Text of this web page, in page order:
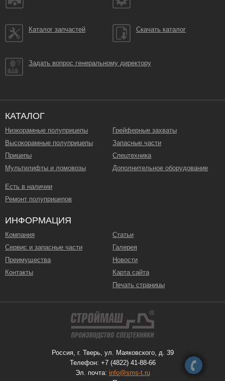
Каталог запчастей Скачать каталог
Задать вопрос генеральному директору
КАТАЛОГ
Низкорамные полуприцепы
Высокорамные полуприцепы
Прицепы
Мультилифты и ломовозы
Грейферные захваты
Запасные части
Спецтехника
Дополнительное оборудование
Есть в наличии
Ремонт полуприцепов
ИНФОРМАЦИЯ
Компания
Сервис и запасные части
Преимущества
Контакты
Статьи
Галерея
Новости
Карта сайта
Печать страницы
Россия, г. Тверь, ул. Маяковского, д. 39
Телефон: +7 (4822) 41-88-66
Эл. почта: info@sms-t.ru